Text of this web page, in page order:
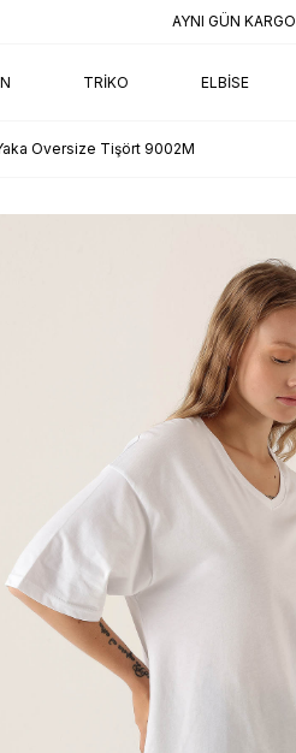
AYNI GÜN KARGO
TRIKO ELBISE
Oversize Tişört 9002M